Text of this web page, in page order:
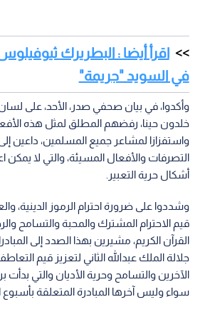
اقرأ أيضا : البطريرك
في السويد "جريمة"
وأكدوا، في بيان صحفي صدر، الأحد، على
خلدون حينا، رفضهم المطلق لمثل هذه
واستفزازا لمشاعر جميع المسلمين، داعين
التصرفات والأفعال المسيئة، والتي لا يمكن
أشكال حرية التعبير.
وشددوا على ضرورة احترام الرموز الدينية،
قيم الاحترام المشترك والمحبة والتسامح
القرآن الكريم، مشيرين بهذا الصدد إلى
جلالة الملك عبدالله الثاني لتعزيز قيم
الآخرين والتسامح وحرية الأديان والتي
سواء وليس آخرها المبادرة المتعلقة بأسبوع